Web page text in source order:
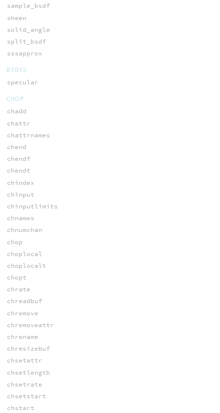
sample_bsdf
sheen
solid_angle
split_bsdf
sssapprox
BSDFS
specular
CHOP
chadd
chattr
chattrnames
chend
chendf
chendt
chindex
chinput
chinputlimits
chnames
chnumchan
chop
choplocal
choplocalt
chopt
chrate
chreadbuf
chremove
chremoveattr
chrename
chresizebuf
chsetattr
chsetlength
chsetrate
chsetstart
chstart